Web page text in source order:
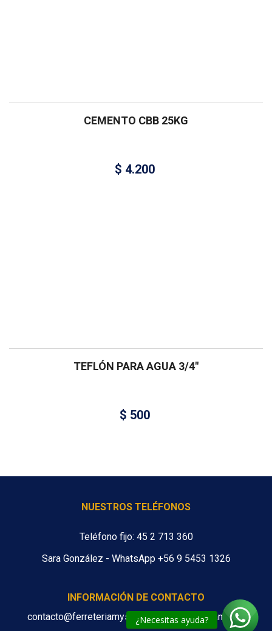
¿Necesitas ayuda?
CEMENTO CBB 25KG
$ 4.200
TEFLÓN PARA AGUA 3/4″
$ 500
NUESTROS TELÉFONOS
Teléfono fijo: 45 2 713 360
Sara González - WhatsApp +56 9 5453 1326
INFORMACIÓN DE CONTACTO
contacto@ferreteriamys.cl ventas@ferreteriamys.cl